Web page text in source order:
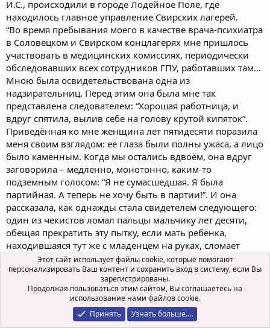
И.С., происходили в городе Лодейное Поле, где
находилось главное управление Свирских лагерей.
“Во время пребывания моего в качестве врача-психиатра
в Соловецком и Свирском концлагерях мне пришлось
участвовать в медицинских комиссиях, периодически
обследовавших всех сотрудников ГПУ, работавших там…
Мною была освидетельствована одна из
надзирательниц. Перед этим она была мне так
представлена следователем: “Хорошая работница, и
вдруг спятила, вылив себе на голову крутой кипяток”.
Приведённая ко мне женщина лет пятидесяти поразила
меня своим взглядом: её глаза были полны ужаса, а лицо
было каменным. Когда мы остались вдвоём, она вдруг
заговорила – медленно, монотонно, каким-то
подземным голосом: “Я не сумасшедшая. Я была
партийная. А теперь не хочу быть в партии!”. И она
рассказала, как однажды стала свидетелем следующего:
один из чекистов ломал пальцы мальчику лет десяти,
обещая прекратить эту пытку, если мать ребёнка,
находившаяся тут же с младенцем на руках, сломает
только один мизинчик своему крошке… Её десятилетний
сын кричал так, что у охранников, державших женщину,
“звенело в ушах”… И когда послышался очередной хруст
(был сломан уже третий палец), она не выдержала и
сломала пальчик своему младенцу… Говорили, что после,
в бараке, она сошла с ума…
Этот сайт использует файлы cookie, которые помогают
персонализировать Ваш контент и сохранить вход в систему, если Вы
зарегистрированы.
Продолжая пользоваться этим сайтом, Вы соглашаетесь на
использование нами файлов cookie.
Принять
Узнать больше.…